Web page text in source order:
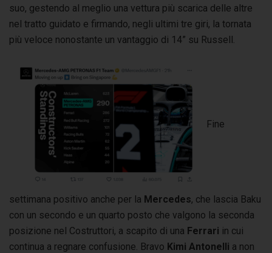
suo, gestendo al meglio una vettura più scarica delle altre
nel tratto guidato e firmando, negli ultimi tre giri, la tornata
più veloce nonostante un vantaggio di 14” su Russell.
Fine
settimana positivo anche per la Mercedes, che lascia Baku
con un secondo e un quarto posto che valgono la seconda
posizione nel Costruttori, a scapito di una Ferrari in cui
continua a regnare confusione. Bravo Kimi Antonelli a non